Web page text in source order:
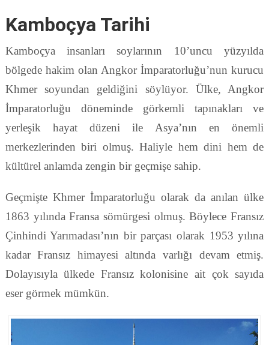
Kamboçya Tarihi
Kamboçya insanları soylarının 10’uncu yüzyılda
bölgede hakim olan Angkor İmparatorluğu’nun kurucu
Khmer soyundan geldiğini söylüyor. Ülke, Angkor
İmparatorluğu döneminde görkemli tapınakları ve
yerleşik hayat düzeni ile Asya’nın en önemli
merkezlerinden biri olmuş. Haliyle hem dini hem de
kültürel anlamda zengin bir geçmişe sahip.
Geçmişte Khmer İmparatorluğu olarak da anılan ülke
1863 yılında Fransa sömürgesi olmuş. Böylece Fransız
Çinhindi Yarımadası’nın bir parçası olarak 1953 yılına
kadar Fransız himayesi altında varlığı devam etmiş.
Dolayısıyla ülkede Fransız kolonisine ait çok sayıda
eser görmek mümkün.